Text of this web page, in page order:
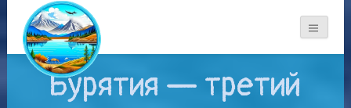
Бурятия — третий